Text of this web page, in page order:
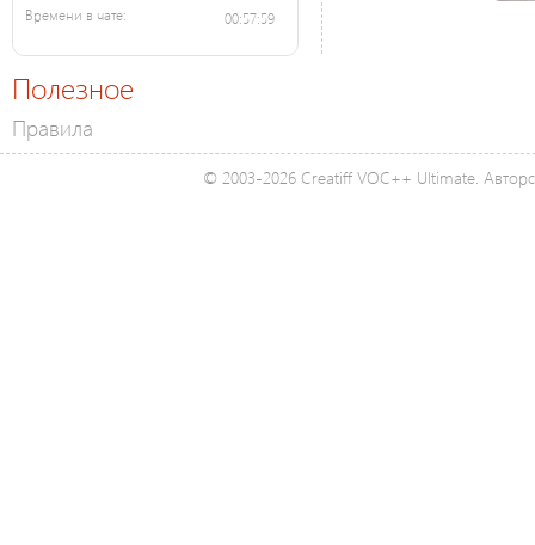
Времени в чате: 00:57:59
Полезное
Правила
© 2003-2026 Creatiff VOC++ Ultimate.